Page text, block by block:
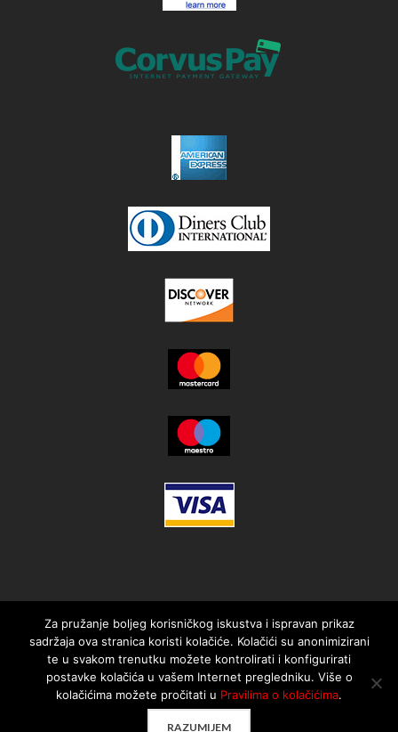
© 2021. MotorMania | Sva prava pridržana | Pravila korištenja
Za pružanje boljeg korisničkog iskustva i ispravan prikaz
sadržaja ova stranica koristi kolačiće. Kolačići su anonimizirani
te u svakom trenutku možete kontrolirati i konfigurirati
postavke kolačića u vašem Internet pregledniku. Više o
kolačićima možete pročitati u Pravilima o kolačićima.
RAZUMIJEM